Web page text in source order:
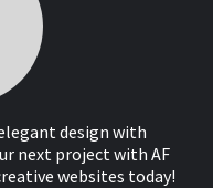
design with
next project with AF
websites today!